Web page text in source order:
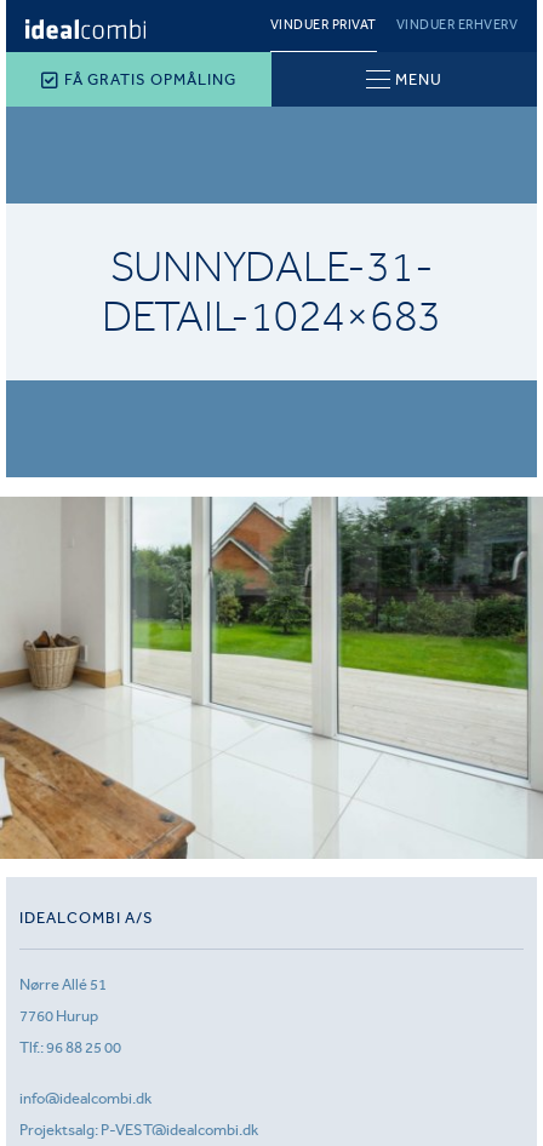
VINDUER PRIVAT VINDUER ERHVERV
FÅ GRATIS OPMÅLING MENU
SUNNYDALE-31-
DETAIL-1024×683
IDEALCOMBI A/S
Nørre Allé 51
7760 Hurup
Tlf.:96 88 25 00
info@idealcombi.dk
Projektsalg: P-VEST@idealcombi.dk